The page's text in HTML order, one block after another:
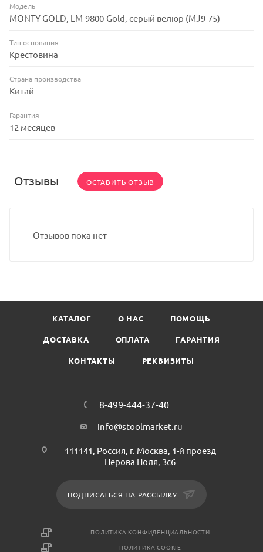
Модель
MONTY GOLD, LM-9800-Gold, серый велюр (MJ9-75)
Тип основания
Крестовина
Страна производства
Китай
Гарантия
12 месяцев
Отзывы ОСТАВИТЬ ОТЗЫВ
Отзывов пока нет
КАТАЛОГ О НАС ПОМОЩЬ
ДОСТАВКА ОПЛАТА ГАРАНТИЯ
КОНТАКТЫ РЕКВИЗИТЫ
8-499-444-37-40
info@stoolmarket.ru
111141, Россия, г. Москва, 1-й проезд
Перова Поля, 3с6
ПОДПИСАТЬСЯ НА РАССЫЛКУ
ПОЛИТИКА КОНФИДЕНЦИАЛЬНОСТИ
ПОЛИТИКА COOKIE